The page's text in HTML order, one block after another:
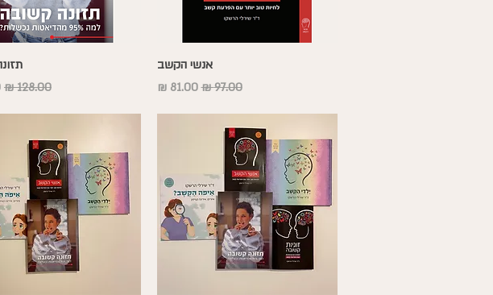
אנשי הקשב
מחיר רגיל‏97.00 ‏₪ מחיר מבצע‏81.00 ‏₪
מחיר רגיל